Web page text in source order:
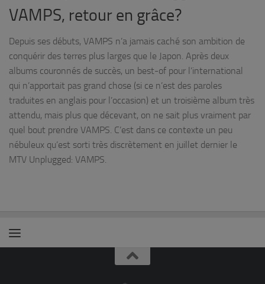
VAMPS, retour en grâce?
Depuis ses débuts, VAMPS n’a jamais caché son ambition de
conquérir des terres plus larges que le Japon. Après deux
albums couronnés de succès, un best-of pour l’international
qui n’apportait pas grand chose (si ce n’est des paroles
traduites en anglais pour l’occasion) et un troisième album très
attendu, mais plus que décevant, on ne sait plus vraiment par
quel bout prendre VAMPS. C’est dans ce contexte un peu
nébuleux qu’est sorti très discrètement en juillet dernier le
MTV Unplugged: VAMPS.